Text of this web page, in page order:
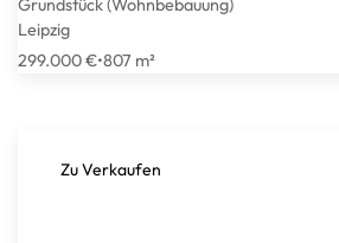
Grundstück (Wohnbebauung)
Leipzig
299.000 €•807 m²
Zu Verkaufen